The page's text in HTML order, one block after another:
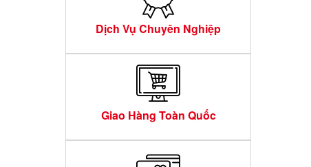
Dịch Vụ Chuyên Nghiệp
Giao Hàng Toàn Quốc